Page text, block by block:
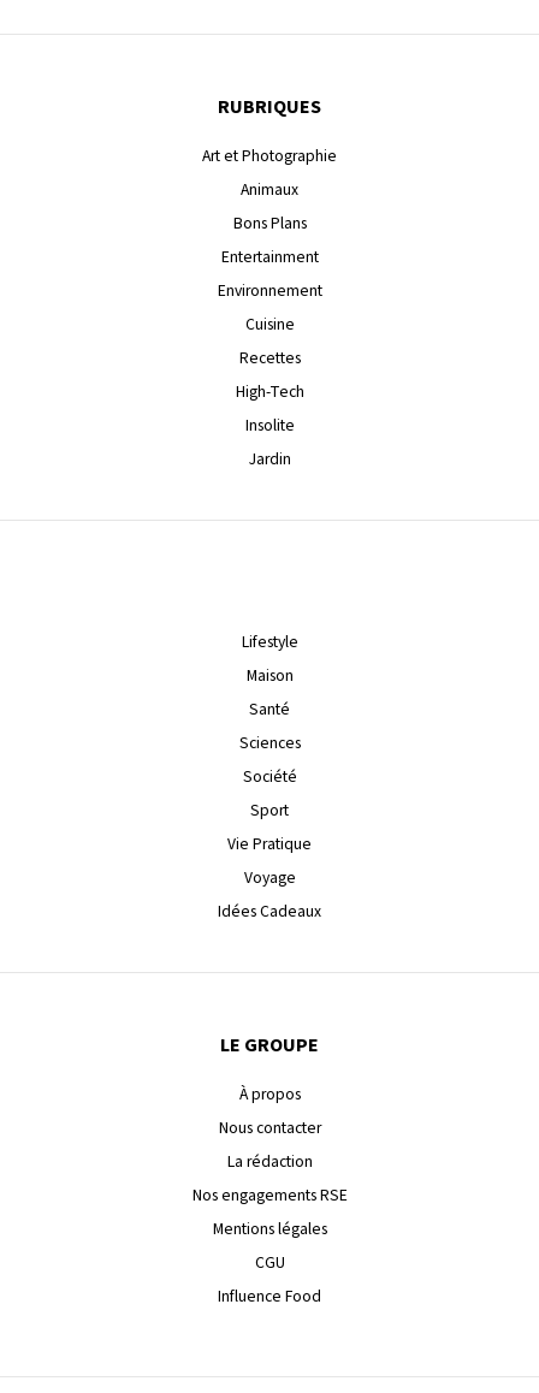
RUBRIQUES
Art et Photographie
Animaux
Bons Plans
Entertainment
Environnement
Cuisine
Recettes
High-Tech
Insolite
Jardin
Lifestyle
Maison
Santé
Sciences
Société
Sport
Vie Pratique
Voyage
Idées Cadeaux
LE GROUPE
À propos
Nous contacter
La rédaction
Nos engagements RSE
Mentions légales
CGU
Influence Food